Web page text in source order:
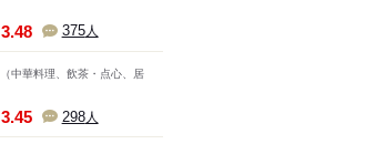
3.48 375人
（中華料理、飲茶・点心、居
3.45 298人